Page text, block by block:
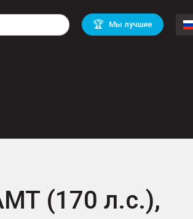
🏆 Мы лучшие
Mitsubishi BMW
Chevrolet Mercedes Benz
(170 л.с.),